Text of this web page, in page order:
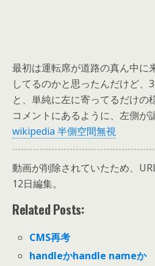
最初は運転席が道路の真ん中に
してるのかと思ったんだけど、
と、単純に左に寄ってるだけの
コメントにあるように、左側が
wikipedia 半側空間無視
動画が削除されていたため、
12日編集。
Related Posts:
CMS再考
handleかhandle nameか